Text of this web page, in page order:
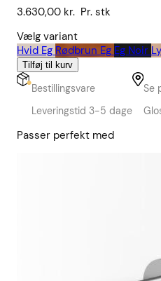
3.630,00 kr. Pr. stk
Vælg variant
Hvid Eg Rødbrun Eg Eg Noir
Tilføj til kurv
Bestillingsvare
Leveringstid 3-5 dage
Se
Passer perfekt med